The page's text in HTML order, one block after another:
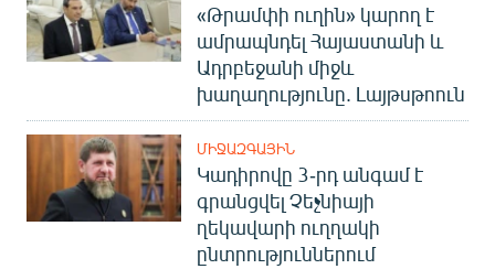
«Թրամփի ուղին» կարող է
ամրապնդել Հայաստանի և
Ադրբեջանի միջև
խաղաղությունը. Լայթսթոուն
ՄԻՋԱԶԳԱՅԻՆ
Կադիրովը 3-րդ անգամ է
գրանցվել Չեչնիայի
ղեկավարի ուղղակի
ընտրություններում